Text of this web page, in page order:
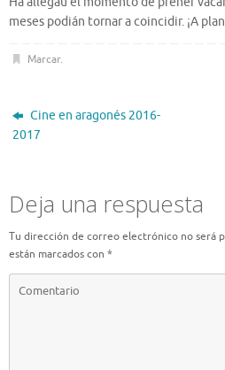
meses podián tornar a coincidir. ¡A
Marcar.
Cine en aragonés 2016-
2017
Deja una respuesta
Tu dirección de correo electrónico no será
están marcados con *